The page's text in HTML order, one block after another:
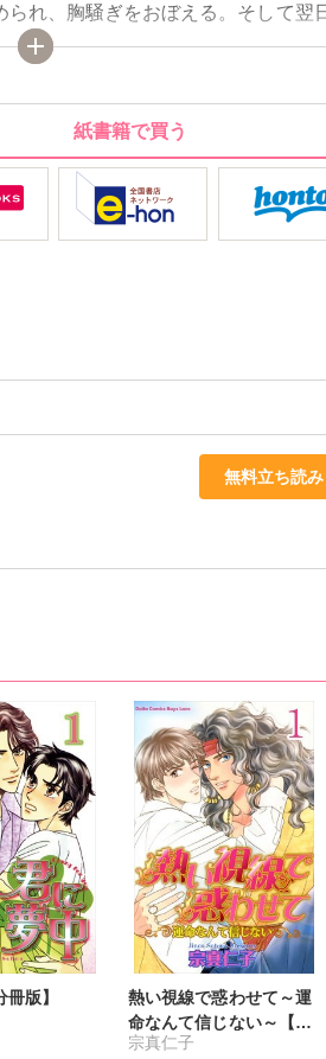
れ、胸騒ぎをおぼえる。そして翌
けど甘く唇を奪われて…。 一登を狙
トーリーも描き下ろしで掲載！ ス
紙書籍で買う
無料立ち読み
版】
熱い視線で惑わせて～運
命なんて信じない～【分
冊版】
宗真仁子